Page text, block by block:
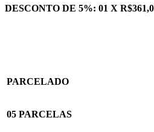
DESCONTO DE 5%: 01 X
PARCELADO
05 PARCELAS